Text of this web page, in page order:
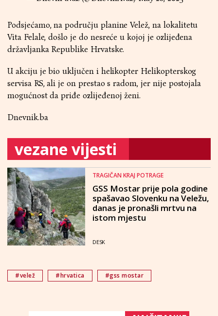
Podsjećamo, na području planine Velež, na lokalitetu
Vita Felale, došlo je do nesreće u kojoj je ozlijeđena
državljanka Republike Hrvatske.
U akciju je bio uključen i helikopter Helikopterskog
servisa RS, ali je on prestao s radom, jer nije postojala
mogućnost da priđe ozlijeđenoj ženi.
Dnevnik.ba
vezane vijesti
TRAGIČAN KRAJ POTRAGE
GSS Mostar prije pola godine
spašavao Slovenku na Veležu,
danas je pronašli mrtvu na
istom mjestu
DESK
#velež #hrvatica #gss mostar